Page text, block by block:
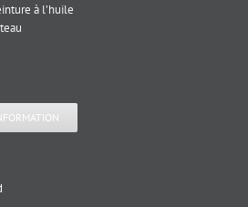
à l’huile